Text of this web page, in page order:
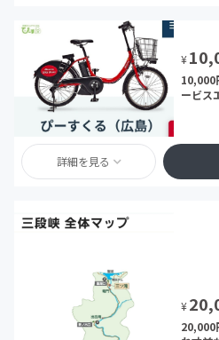
¥
10,000
ービス
詳細を見る
¥
20,000